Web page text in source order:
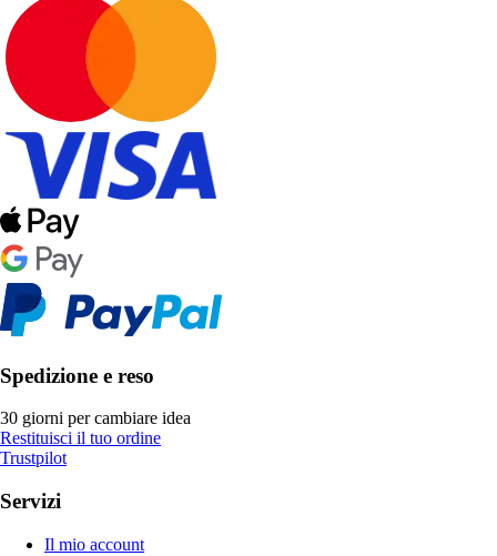
Spedizione e reso
30 giorni per cambiare idea
Restituisci il tuo ordine
Trustpilot
Servizi
Il mio account